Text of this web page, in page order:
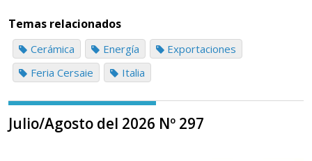
Temas relacionados
Cerámica Energía
Exportaciones
Feria Cersaie
Italia
Julio/Agosto del 2026 Nº 297